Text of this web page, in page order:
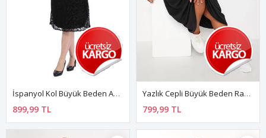
İspanyol Kol Büyük Beden Abiye Elbise 19A-2001
899,99 TL
Yazlık Cepli Büyük Beden Rahat Elbise 25B-2545
799,99 TL